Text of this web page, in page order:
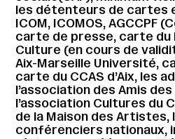
les détenteurs de cartes
ICOM, ICOMOS, AGCCPF
carte de presse, carte du
Culture (en cours de
Aix-Marseille Université,
carte du CCAS d’Aix, les
l’association des Amis des
l’association Cultures du
de la Maison des Artistes,
conférenciers nationaux,